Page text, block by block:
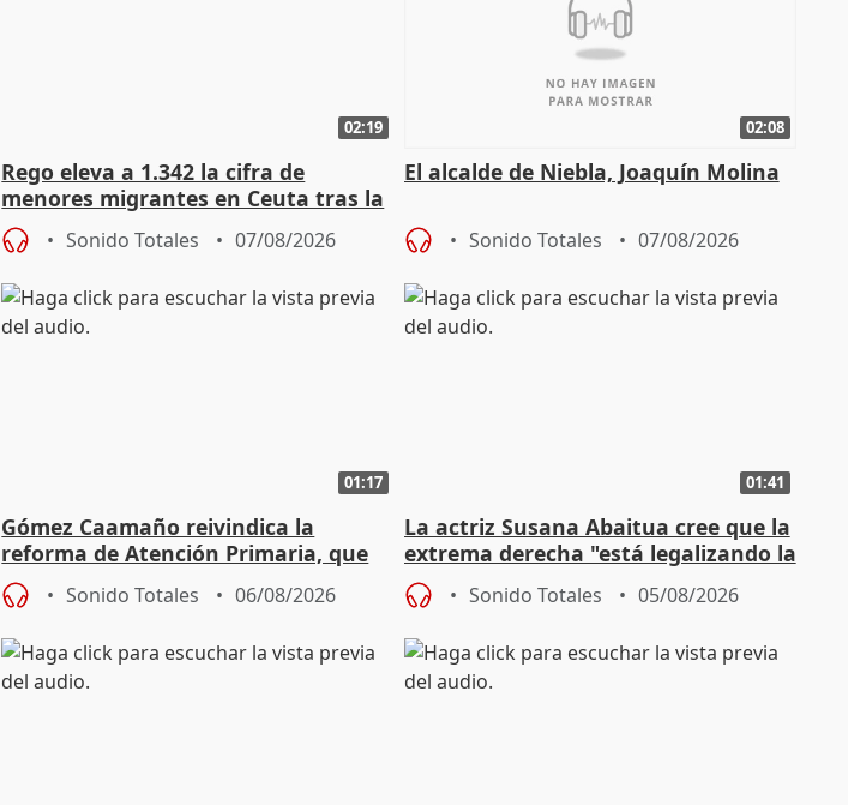
02:19
Rego eleva a 1.342 la cifra de
menores migrantes en Ceuta tras la
entrada masiva
Sonido Totales 07/08/2026
02:08
El alcalde de Niebla, Joaquín Molina
Sonido Totales 07/08/2026
01:17
Gómez Caamaño reivindica la
reforma de Atención Primaria, que
reforzará la autogestión
Sonido Totales 06/08/2026
01:41
La actriz Susana Abaitua cree que la
extrema derecha "está legalizando la
homofobia"
Sonido Totales 05/08/2026